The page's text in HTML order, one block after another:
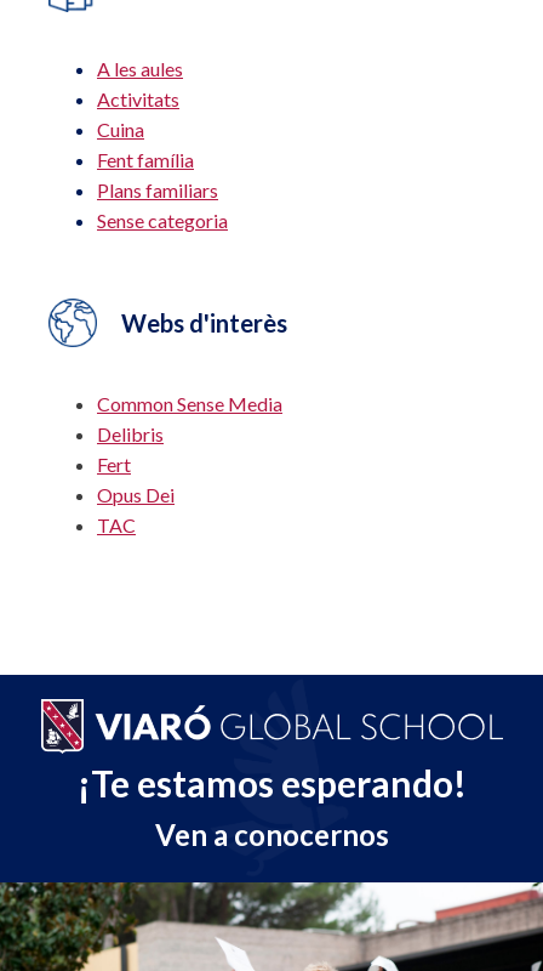
A les aules
Activitats
Cuina
Fent família
Plans familiars
Sense categoria
Webs d'interès
Common Sense Media
Delibris
Fert
Opus Dei
TAC
¡Te estamos esperando!
Ven a conocernos